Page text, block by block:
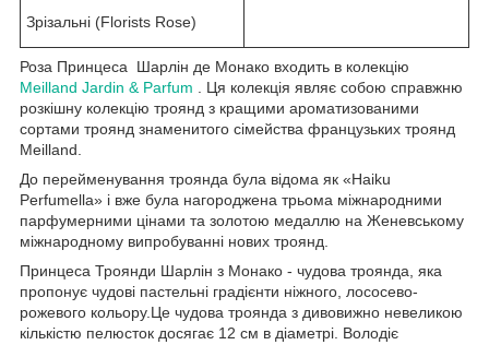
Зрізальні (Florists Rose)
Роза Принцеса Шарлін де Монако входить в колекцію
Meilland Jardin & Parfum . Ця колекція являє собою справжню
розкішну колекцію троянд з кращими ароматизованими
сортами троянд знаменитого сімейства французьких троянд
Meilland.
До перейменування троянда була відома як «Haiku
Perfumella» і вже була нагороджена трьома міжнародними
парфумерними цінами та золотою медаллю на Женевському
міжнародному випробуванні нових троянд.
Принцеса Троянди Шарлін з Монако - чудова троянда, яка
пропонує чудові пастельні градієнти ніжного, лососево-
рожевого кольору.Це чудова троянда з дивовижно невеликою
кількістю пелюсток досягає 12 см в діаметрі. Володіє